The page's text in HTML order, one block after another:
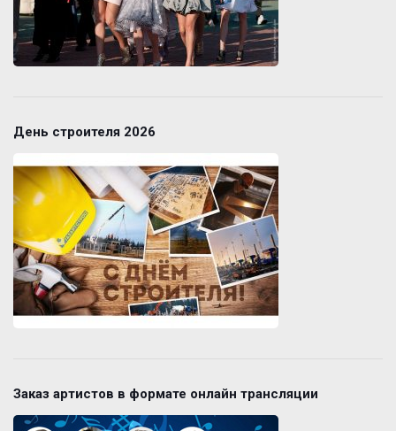
День строителя 2026
Заказ артистов в формате онлайн трансляции